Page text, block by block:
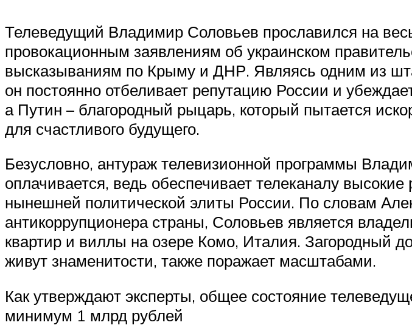
Телеведущий Владимир Соловьев прославился на
провокационным заявлениям об украинском
высказываниям по Крыму и ДНР. Являясь одним из
он постоянно отбеливает репутацию России и
а Путин – благородный рыцарь, который пытается
для счастливого будущего.
Безусловно, антураж телевизионной программы
оплачивается, ведь обеспечивает телеканалу
нынешней политической элиты России. По словам
антикоррупционера страны, Соловьев является
квартир и виллы на озере Комо, Италия. Загородный
живут знаменитости, также поражает масштабами.
Как утверждают эксперты, общее состояние
минимум 1 млрд рублей